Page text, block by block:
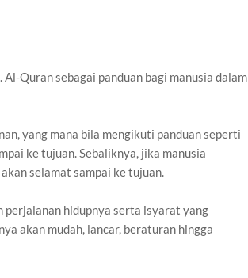
Quran sebagai panduan bagi manusia dalam
yang mana bila mengikuti panduan seperti
ke tujuan. Sebaliknya, jika manusia
selamat sampai ke tujuan.
perjalanan hidupnya serta isyarat yang
akan mudah, lancar, beraturan hingga